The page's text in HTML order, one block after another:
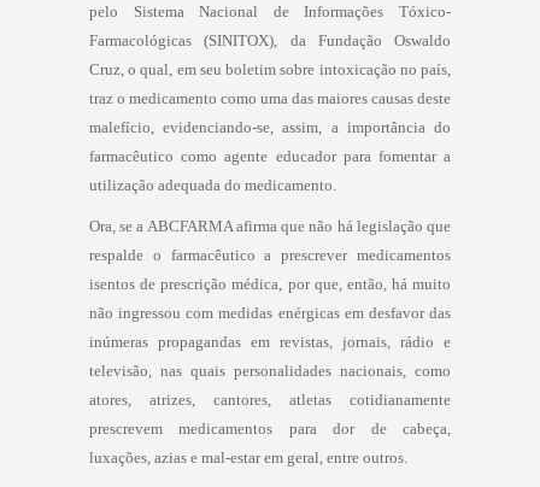
pelo Sistema Nacional de Informações Tóxico-
Farmacológicas (SINITOX), da Fundação Oswaldo
Cruz, o qual, em seu boletim sobre intoxicação no país,
traz o medicamento como uma das maiores causas deste
malefício, evidenciando-se, assim, a importância do
farmacêutico como agente educador para fomentar a
utilização adequada do medicamento.
Ora, se a ABCFARMA afirma que não há legislação que
respalde o farmacêutico a prescrever medicamentos
isentos de prescrição médica, por que, então, há muito
não ingressou com medidas enérgicas em desfavor das
inúmeras propagandas em revistas, jornais, rádio e
televisão, nas quais personalidades nacionais, como
atores, atrizes, cantores, atletas cotidianamente
prescrevem medicamentos para dor de cabeça,
luxações, azias e mal-estar em geral, entre outros.